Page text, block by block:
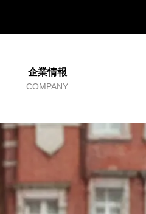
企業情報
COMPANY